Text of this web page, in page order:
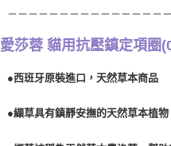
－－－－－－－－－－－－－－－
愛莎蓉 貓用抗壓鎮定項圈
●西班牙原裝進口，天然草本商品
●纈草具有鎮靜安撫的天然草本植物